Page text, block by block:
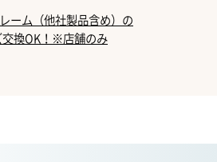
ーム（他社製品含め）の
交換OK！※店舗のみ